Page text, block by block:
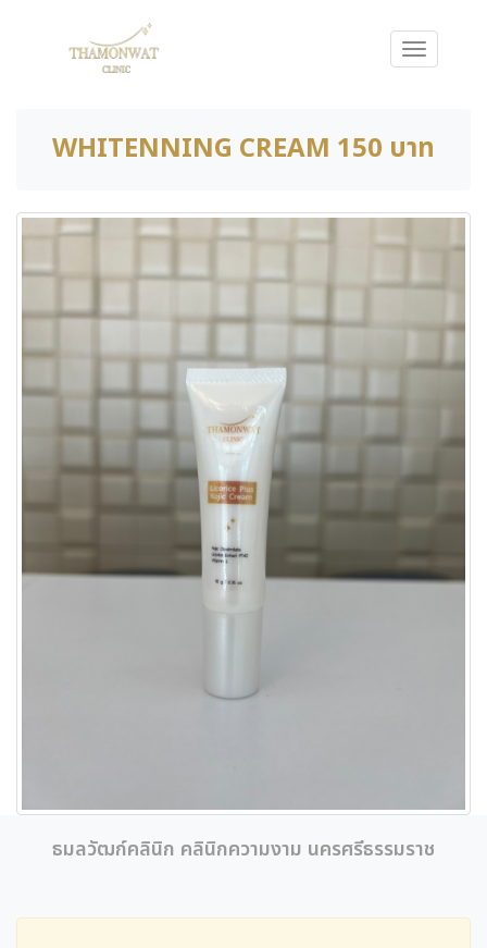
WHITENNING CREAM 150 บาท
ธมลวัฒก์คลินิก คลินิกความงาม นครศรีธรรมราช